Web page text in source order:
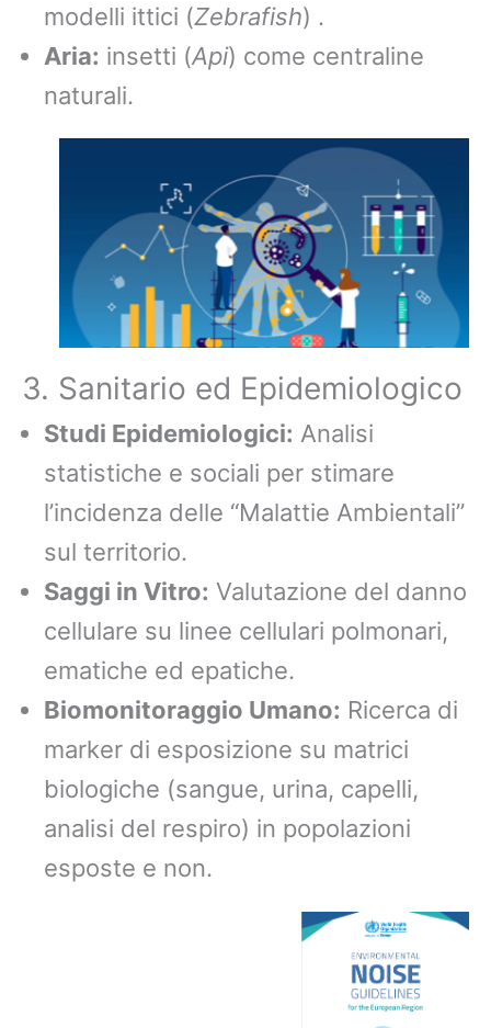
modelli ittici (Zebrafish) .
Aria: insetti (Api) come centraline
naturali.
3. Sanitario ed Epidemiologico
Studi Epidemiologici: Analisi
statistiche e sociali per stimare
l’incidenza delle “Malattie Ambientali”
sul territorio.
Saggi in Vitro: Valutazione del danno
cellulare su linee cellulari polmonari,
ematiche ed epatiche.
Biomonitoraggio Umano: Ricerca di
marker di esposizione su matrici
biologiche (sangue, urina, capelli,
analisi del respiro) in popolazioni
esposte e non.